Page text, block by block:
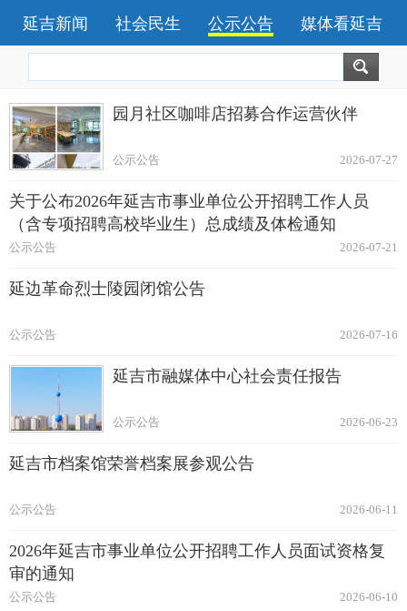
延吉新闻 社会民生 公示公告 媒体看延吉
园月社区咖啡店招募合作运营伙伴
2026-07-27
公示公告
关于公布2026年延吉市事业单位公开招聘工作人员
（含专项招聘高校毕业生）总成绩及体检通知
2026-07-21
公示公告
延边革命烈士陵园闭馆公告
2026-07-16
公示公告
延吉市融媒体中心社会责任报告
2026-06-23
公示公告
延吉市档案馆荣誉档案展参观公告
2026-06-11
公示公告
2026年延吉市事业单位公开招聘工作人员面试资格复
审的通知
2026-06-10
公示公告